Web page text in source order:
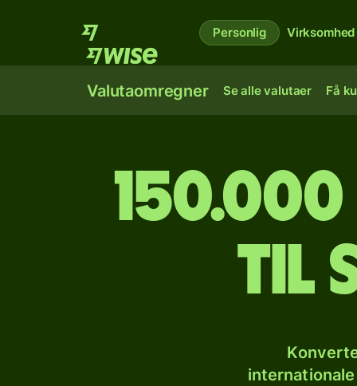
Personlig Virksomhed
Valutaomregner Se alle valutaer Få
til